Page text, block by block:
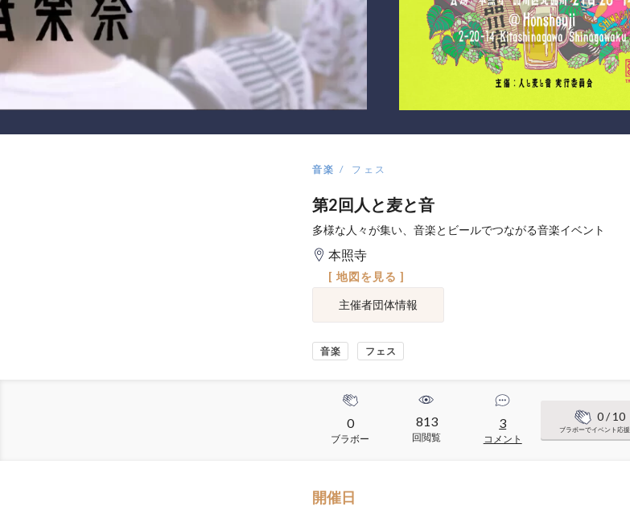
音楽 フェス
第2回人と麦と音
多様な人々が集い、音楽とビールでつながる音楽イベント
本照寺
[ 地図を見る ]
主催者団体情報
音楽 フェス
0
ブラボー
813
回閲覧
3
コメント
0/ 10
ブラボーでイベント応援
開催日